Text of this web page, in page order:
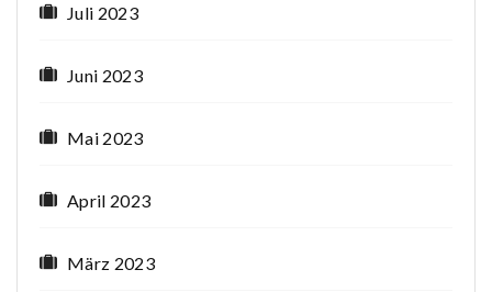
Juli 2023
Juni 2023
Mai 2023
April 2023
März 2023